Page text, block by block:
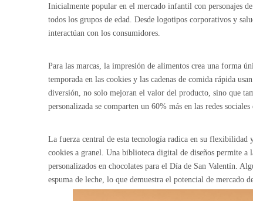
Inicialmente popular en el mercado infantil con personajes
todos los grupos de edad. Desde logotipos corporativos y
interactúan con los consumidores.
Para las marcas, la impresión de alimentos crea una forma
temporada en las cookies y las cadenas de comida rápida
diversión, no solo mejoran el valor del producto, sino que
personalizada se comparten un 60% más en las redes
La fuerza central de esta tecnología radica en su flexibilidad
cookies a granel. Una biblioteca digital de diseños permite a
personalizados en chocolates para el Día de San Valentín.
espuma de leche, lo que demuestra el potencial de mercado